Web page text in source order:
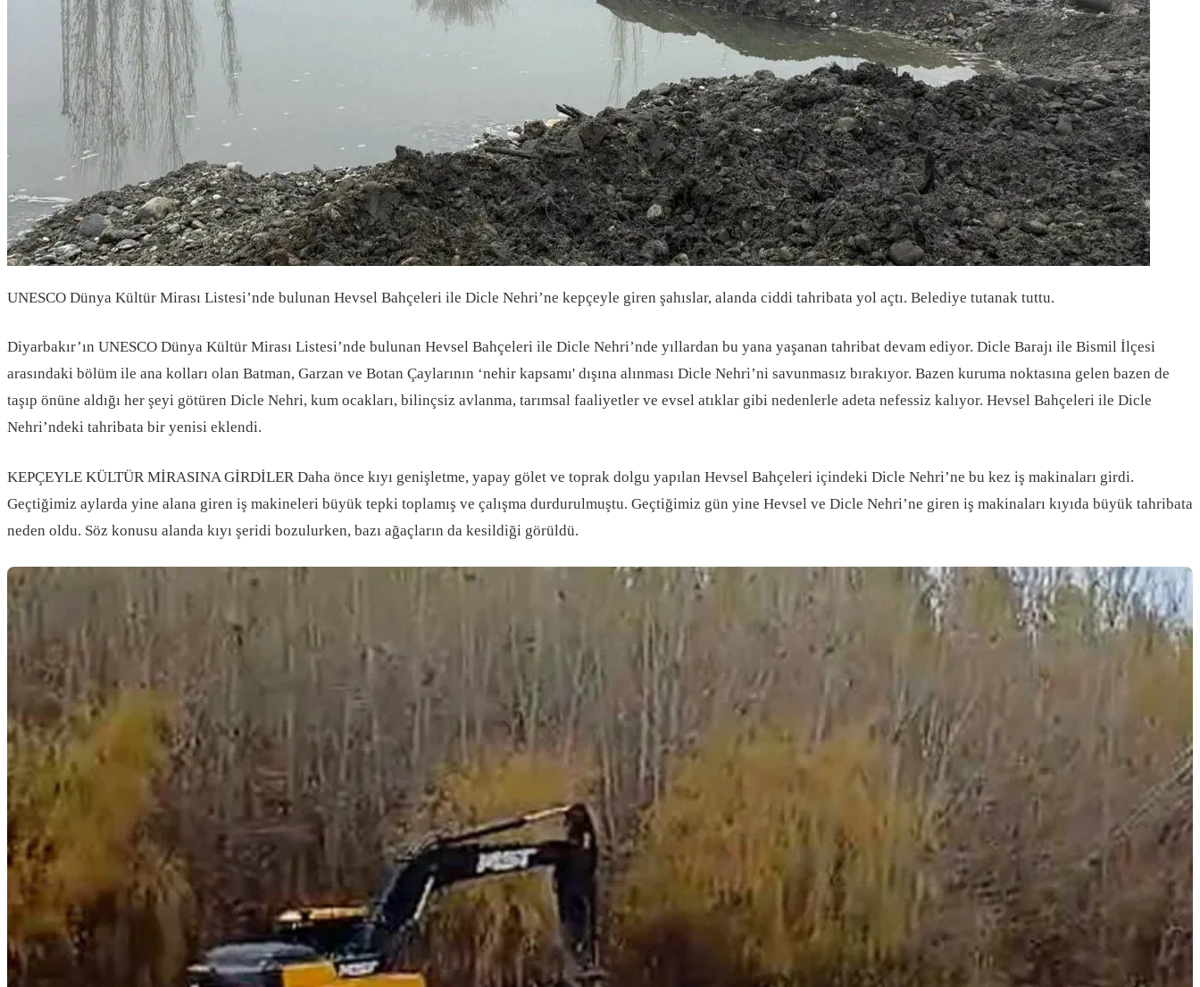
UNESCO Dünya Kültür Mirası Listesi’nde bulunan Hevsel Bahçeleri ile Dicle Nehri’ne kepçeyle giren şahıslar, alanda ciddi tahribata yol açtı. Belediye tutanak tuttu.
Diyarbakır’ın UNESCO Dünya Kültür Mirası Listesi’nde bulunan Hevsel Bahçeleri ile Dicle Nehri’nde yıllardan bu yana yaşanan tahribat devam ediyor. Dicle Barajı ile Bismil İlçesi
arasındaki bölüm ile ana kolları olan Batman, Garzan ve Botan Çaylarının ‘nehir kapsamı' dışına alınması Dicle Nehri’ni savunmasız bırakıyor. Bazen kuruma noktasına gelen bazen de
taşıp önüne aldığı her şeyi götüren Dicle Nehri, kum ocakları, bilinçsiz avlanma, tarımsal faaliyetler ve evsel atıklar gibi nedenlerle adeta nefessiz kalıyor. Hevsel Bahçeleri ile Dicle
Nehri’ndeki tahribata bir yenisi eklendi.
KEPÇEYLE KÜLTÜR MİRASINA GİRDİLER Daha önce kıyı genişletme, yapay gölet ve toprak dolgu yapılan Hevsel Bahçeleri içindeki Dicle Nehri’ne bu kez iş makinaları girdi.
Geçtiğimiz aylarda yine alana giren iş makineleri büyük tepki toplamış ve çalışma durdurulmuştu. Geçtiğimiz gün yine Hevsel ve Dicle Nehri’ne giren iş makinaları kıyıda büyük tahribata
neden oldu. Söz konusu alanda kıyı şeridi bozulurken, bazı ağaçların da kesildiği görüldü.